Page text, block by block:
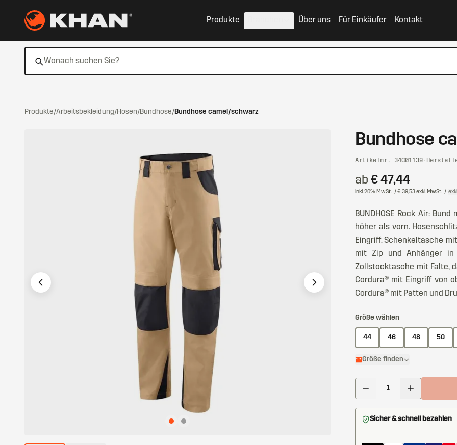
Produkte
Über uns Für Einkäufer Kontakt
Produkte/Arbeitsbekleidung/Hosen/Bundhose/Bundhose camel/schwarz
Bundhose
Artikelnr. 34C01139 ·
ab € 47,44
inkl. 20% MwSt. / € 39,53 exkl. MwSt. /
BUNDHOSE Rock Air:
höher als vorn.
Eingriff. Schenkeltasche
mit Zip und Anhänger in
Zollstocktasche mit Falte,
Cordura® mit Eingriff von
Cordura® mit Patten und
Größe wählen
44 46 48 50
Größe finden
Sicher & schnell bezahlen